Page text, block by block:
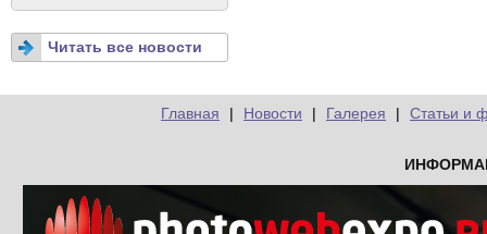
Читать все новости
Главная | Новости | Галерея | Статьи и